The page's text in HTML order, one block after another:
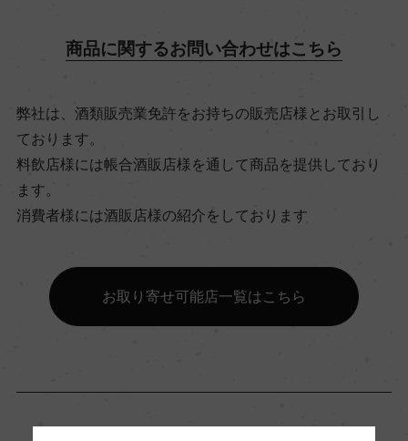
ー
有機JAS認証
ー
コンクール入賞歴
商品に関するお問い合わせはこちら
弊社は、酒類販売業免許をお持ちの販売店様とお取引し
ております。
料飲店様には帳合酒販店様を通して商品を提供しており
ます。
消費者様には酒販店様の紹介をしております
お取り寄せ可能店一覧はこちら